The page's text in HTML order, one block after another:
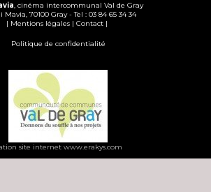
, cinéma intercommunal Val de Gray
Mavia, 70100 Gray - Tel : 03 84 65 34 34
| Mentions légales | Contact |
Politique de confidentialité
site internet www.erakys.com